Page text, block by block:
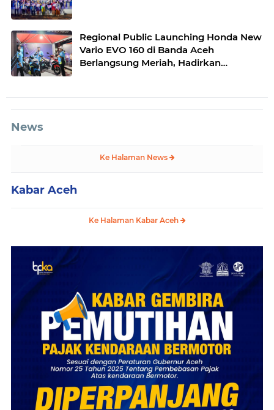
Regional Public Launching Honda New
Vario EVO 160 di Banda Aceh
Berlangsung Meriah, Hadirkan
News
Ke Halaman News
Kabar Aceh
Ke Halaman Kabar Aceh